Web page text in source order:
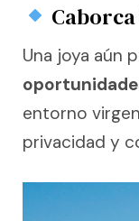
Una joya aún
entorno
privacidad y